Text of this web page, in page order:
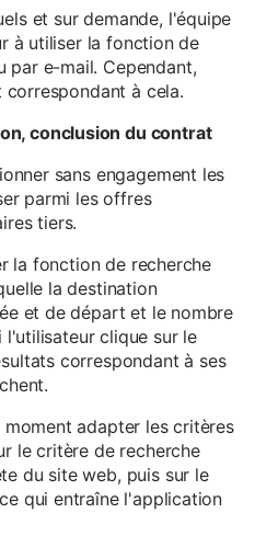
et sur demande, l'équipe
à utiliser la fonction de
par e-mail. Cependant,
à cela.
conclusion du contrat
sans engagement les
parmi les offres
tiers.
la fonction de recherche
la destination
et de départ et le nombre
clique sur le
correspondant à ses
adapter les critères
le critère de recherche
du site web, puis sur le
qui entraîne l'application